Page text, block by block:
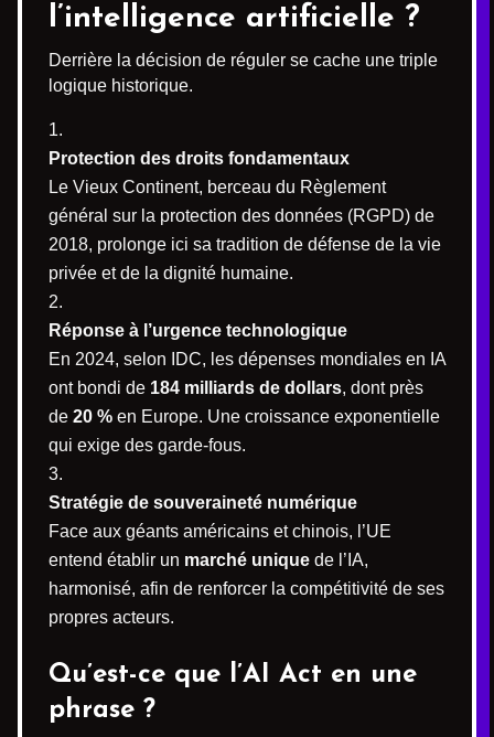
l’intelligence artificielle ?
Derrière la décision de réguler se cache une triple
logique historique.
Protection des droits fondamentaux
Le Vieux Continent, berceau du Règlement
général sur la protection des données (RGPD) de
2018, prolonge ici sa tradition de défense de la vie
privée et de la dignité humaine.
Réponse à l’urgence technologique
En 2024, selon IDC, les dépenses mondiales en IA
ont bondi de 184 milliards de dollars, dont près
de 20 % en Europe. Une croissance exponentielle
qui exige des garde-fous.
Stratégie de souveraineté numérique
Face aux géants américains et chinois, l’UE
entend établir un marché unique de l’IA,
harmonisé, afin de renforcer la compétitivité de ses
propres acteurs.
Qu’est-ce que l’AI Act en une
phrase ?